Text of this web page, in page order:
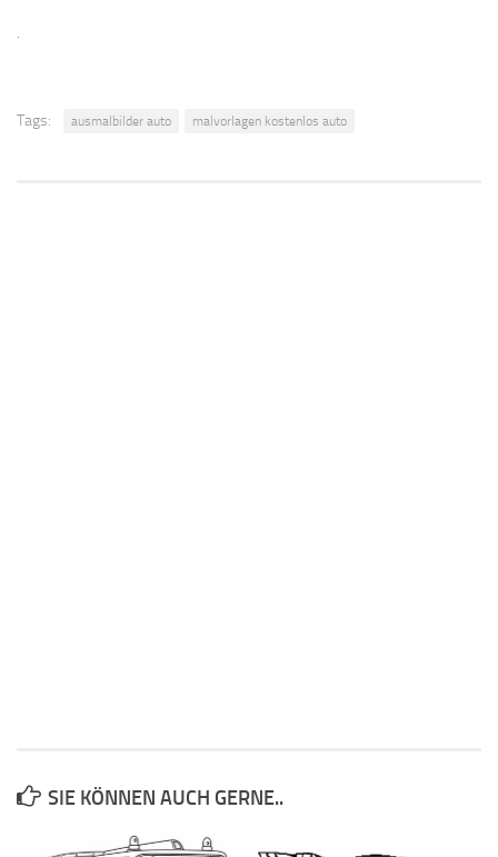
.
Tags: ausmalbilder auto malvorlagen kostenlos auto
SIE KÖNNEN AUCH GERNE..